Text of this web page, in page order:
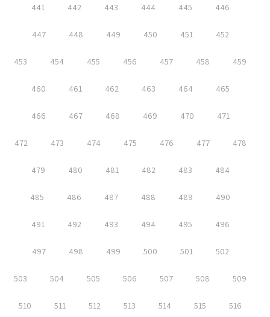
441 442 443 444 445 446
447 448 449 450 451 452
453 454 455 456 457 458 459
460 461 462 463 464 465
466 467 468 469 470 471
472 473 474 475 476 477 478
479 480 481 482 483 484
485 486 487 488 489 490
491 492 493 494 495 496
497 498 499 500 501 502
503 504 505 506 507 508 509
510 511 512 513 514 515 516